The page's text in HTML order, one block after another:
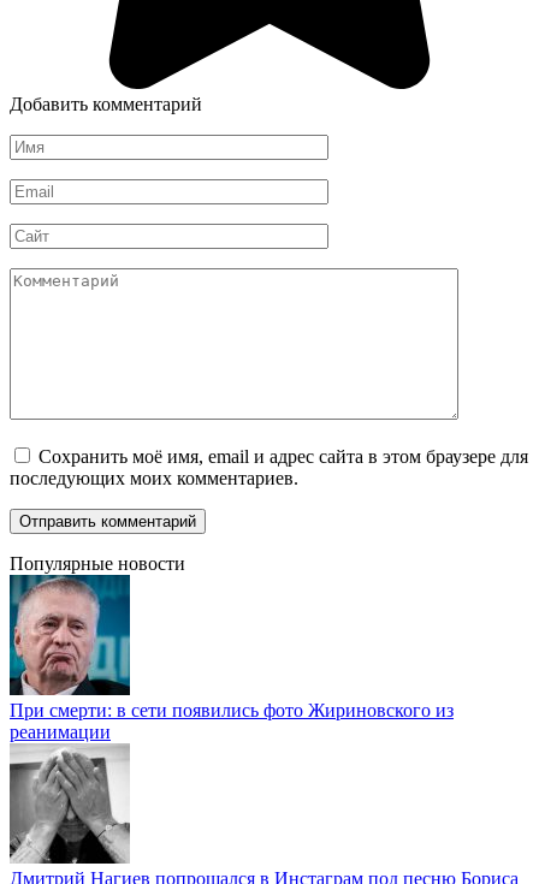
Добавить комментарий
Имя
*
Email
*
Сайт
Комментарий
Сохранить моё имя, email и адрес сайта в этом браузере для
последующих моих комментариев.
Популярные новости
При смерти: в сети появились фото Жириновского из
реанимации
Дмитрий Нагиев попрощался в Инстаграм под песню Бориса